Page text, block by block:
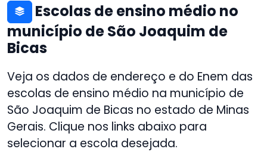
Escolas de ensino médio no
município de São Joaquim de
Bicas
Veja os dados de endereço e do Enem das
escolas de ensino médio na município de
São Joaquim de Bicas no estado de Minas
Gerais. Clique nos links abaixo para
selecionar a escola desejada.